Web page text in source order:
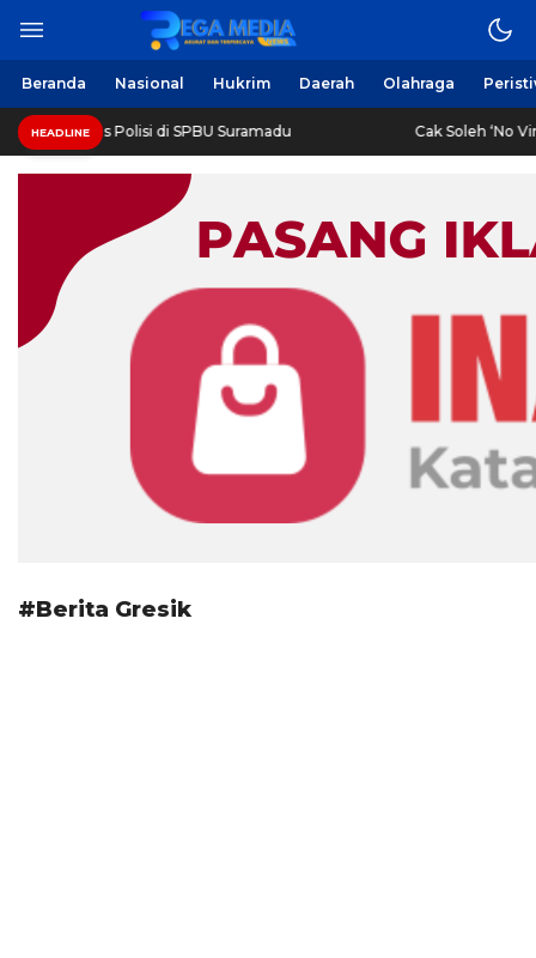
Regamedianews.com
Berita Harian Online
Beranda Nasional Hukrim Daerah Olahraga
HEADLINE
Diringkus Polisi di SPBU Suramadu Cak Soleh ‘No Viral
#Berita Gresik